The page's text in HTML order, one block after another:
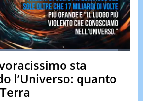
& TV
QUIZ
&
TEST
Loaded:93.81%
sta
l’Universo: quanto